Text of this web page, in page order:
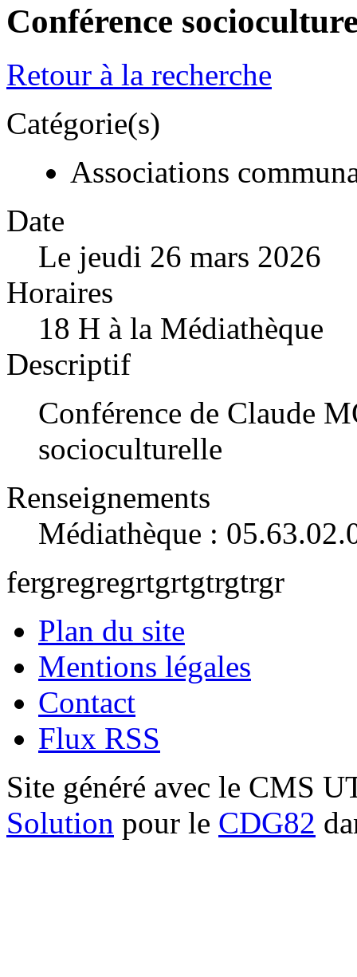
Conférence
Retour à la recherche
Catégorie(s)
Associations
Date
Le jeudi 26 mars 2026
Horaires
18 H à la Médiathèque
Descriptif
Conférence de Claude
socioculturelle
Renseignements
Médiathèque :
fergregregrtgrtgtrgtrgr
Plan du site
Mentions légales
Contact
Flux RSS
Site généré avec le CMS
Solution pour le CDG82